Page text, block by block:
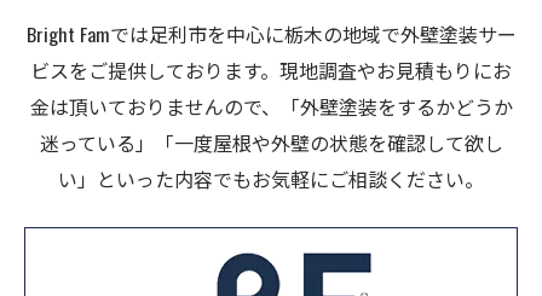
Bright Famでは足利市を中心に栃木の地域で外壁塗装サー
ビスをご提供しております。現地調査やお見積もりにお
金は頂いておりませんので、「外壁塗装をするかどうか
迷っている」「一度屋根や外壁の状態を確認して欲し
い」といった内容でもお気軽にご相談ください。